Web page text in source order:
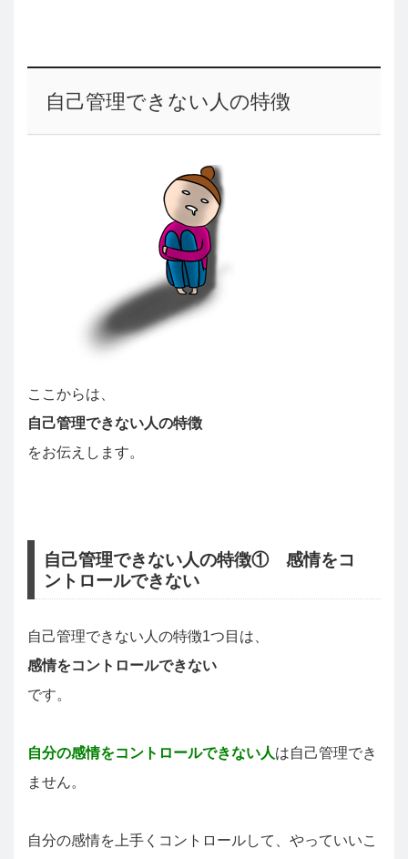
自己管理できない人の特徴
ここからは、
自己管理できない人の特徴
をお伝えします。
自己管理できない人の特徴① 感情をコ
ントロールできない
自己管理できない人の特徴1つ目は、
感情をコントロールできない
です。
自分の感情をコントロールできない人は自己管理でき
ません。
自分の感情を上手くコントロールして、やっていいこ